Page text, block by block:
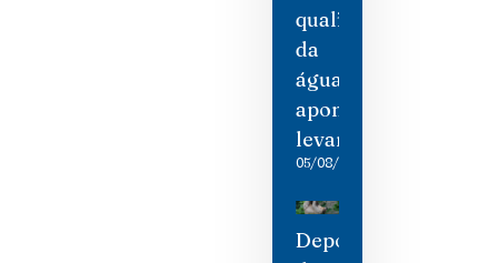
qualidade
da
água,
aponta
levantamento
05/08/2026
Depois